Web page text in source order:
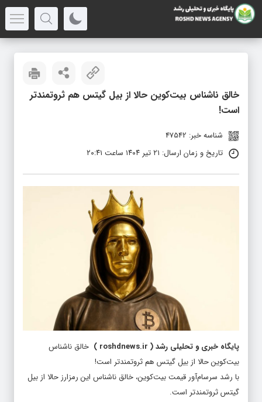
خالق ناشناس بیت‌کوین حالا از بیل گیتس هم ثروتمندتر
است!
شناسه خبر: 47542
تاریخ و زمان ارسال: ۲۱ تیر ۱۴۰۴ ساعت ۲۰:۴۱
پایگاه خبری و تحلیلی رشد(
roshdnews.ir
) خالق ناشناس
بیت‌کوین حالا از بیل گیتس هم ثروتمندتر است!
با رشد سرسام‌آور قیمت بیت‌کوین، خالق ناشناس این رمزارز حالا از بیل
گیتس ثروتمندتر است.